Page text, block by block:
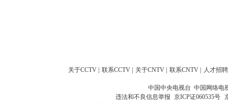
关于CCTV 联系CCTV 关于CNTV 联系CNTV 人才招聘
中国中央电视台 中国网络电
违法和不良信息举报 京ICP证060535号